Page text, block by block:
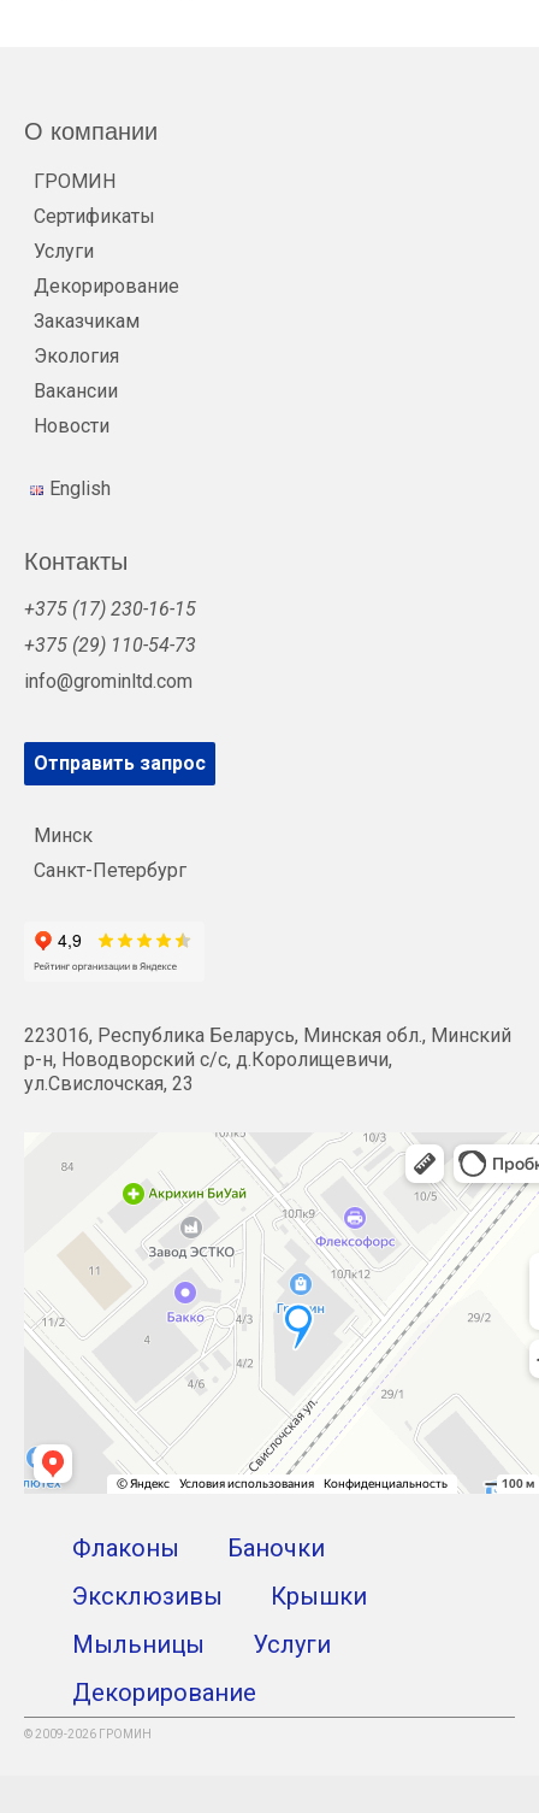
О компании
ГРОМИН
Сертификаты
Услуги
Декорирование
Заказчикам
Экология
Вакансии
Новости
English
Контакты
+375 (17) 230-16-15
+375 (29) 110-54-73
info@grominltd.com
Отправить запрос
Минск
Санкт-Петербург
223016, Республика Беларусь, Минская обл., Минский
р-н, Новодворский с/с, д.Королищевичи,
ул.Свислочская, 23
Флаконы
Баночки
Эксклюзивы
Крышки
Мыльницы
Услуги
Декорирование
© 2009-2026 ГРОМИН